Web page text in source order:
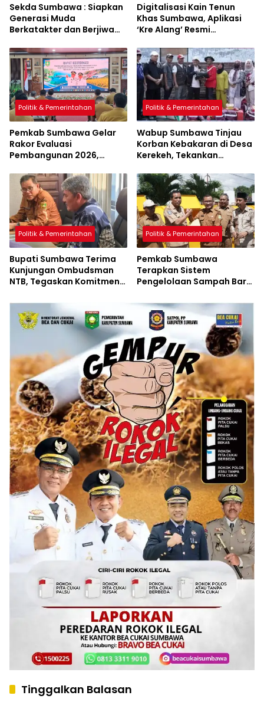
Sekda Sumbawa : Siapkan
Generasi Muda
Berkatakter dan Berjiwa
Digitalisasi Kain Tenun
Khas Sumbawa, Aplikasi
‘Kre Alang’ Resmi
Politik & Pemerintahan
Pemkab Sumbawa Gelar
Rakor Evaluasi
Pembangunan 2026,
Perubahan Resmi
Diluncurkan
Politik & Pemerintahan
Wabup Sumbawa Tinjau
Korban Kebakaran di Desa
Kerekeh, Tekankan
Politik & Pemerintahan
Bupati Sumbawa Terima
Kunjungan Ombudsman
NTB, Tegaskan Komitmen
Publik
Politik & Pemerintahan
Pemkab Sumbawa
Terapkan Sistem
Pengelolaan Sampah Baru
Tinggalkan Balasan